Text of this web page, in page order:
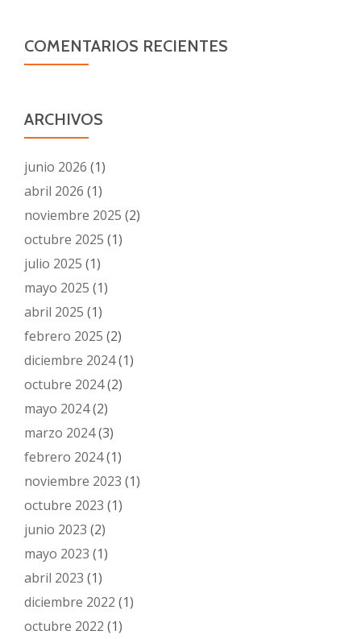
COMENTARIOS RECIENTES
ARCHIVOS
junio 2026 (1)
abril 2026 (1)
noviembre 2025 (2)
octubre 2025 (1)
julio 2025 (1)
mayo 2025 (1)
abril 2025 (1)
febrero 2025 (2)
diciembre 2024(1)
octubre 2024(2)
mayo 2024(2)
marzo 2024(3)
febrero 2024(1)
noviembre 2023 (1)
octubre 2023 (1)
junio 2023 (2)
mayo 2023 (1)
abril 2023 (1)
diciembre 2022 (1)
octubre 2022 (1)